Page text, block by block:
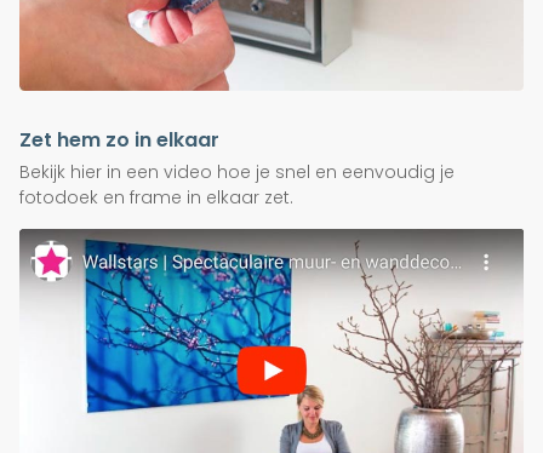
Zet hem zo in elkaar
Bekijk hier in een video hoe je snel en eenvoudig je
fotodoek en frame in elkaar zet.